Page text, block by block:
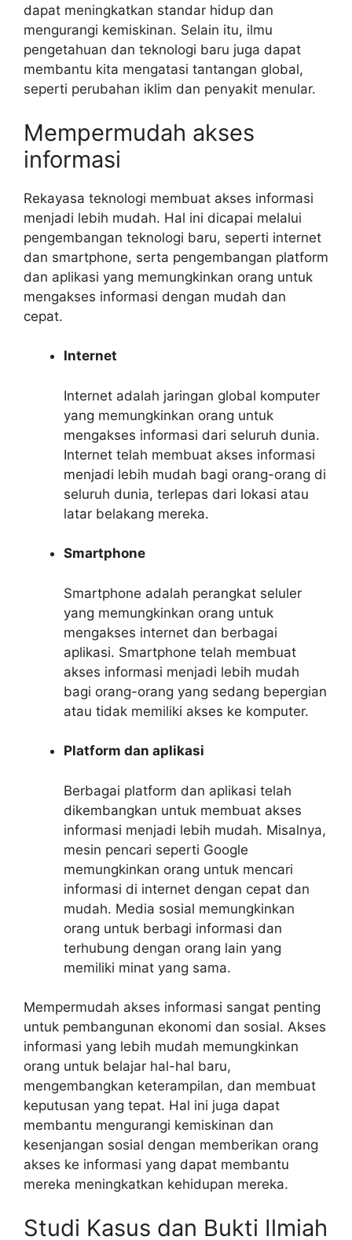
dapat meningkatkan standar hidup dan
mengurangi kemiskinan. Selain itu, ilmu
pengetahuan dan teknologi baru juga dapat
membantu kita mengatasi tantangan global,
seperti perubahan iklim dan penyakit menular.
Mempermudah akses
informasi
Rekayasa teknologi membuat akses informasi
menjadi lebih mudah. Hal ini dicapai melalui
pengembangan teknologi baru, seperti internet
dan smartphone, serta pengembangan platform
dan aplikasi yang memungkinkan orang untuk
mengakses informasi dengan mudah dan
cepat.
Internet
Internet adalah jaringan global komputer
yang memungkinkan orang untuk
mengakses informasi dari seluruh dunia.
Internet telah membuat akses informasi
menjadi lebih mudah bagi orang-orang di
seluruh dunia, terlepas dari lokasi atau
latar belakang mereka.
Smartphone
Smartphone adalah perangkat seluler
yang memungkinkan orang untuk
mengakses internet dan berbagai
aplikasi. Smartphone telah membuat
akses informasi menjadi lebih mudah
bagi orang-orang yang sedang bepergian
atau tidak memiliki akses ke komputer.
Platform dan aplikasi
Berbagai platform dan aplikasi telah
dikembangkan untuk membuat akses
informasi menjadi lebih mudah. Misalnya,
mesin pencari seperti Google
memungkinkan orang untuk mencari
informasi di internet dengan cepat dan
mudah. Media sosial memungkinkan
orang untuk berbagi informasi dan
terhubung dengan orang lain yang
memiliki minat yang sama.
Mempermudah akses informasi sangat penting
untuk pembangunan ekonomi dan sosial. Akses
informasi yang lebih mudah memungkinkan
orang untuk belajar hal-hal baru,
mengembangkan keterampilan, dan membuat
keputusan yang tepat. Hal ini juga dapat
membantu mengurangi kemiskinan dan
kesenjangan sosial dengan memberikan orang
akses ke informasi yang dapat membantu
mereka meningkatkan kehidupan mereka.
Studi Kasus dan Bukti Ilmiah